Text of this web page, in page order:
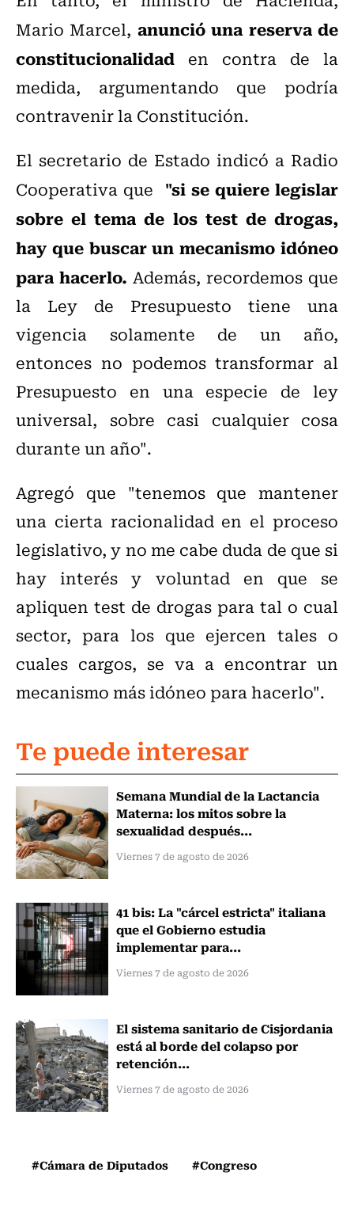
Mario Marcel, anunció una reserva de
constitucionalidad en contra de la
medida, argumentando que podría
contravenir la Constitución.
El secretario de Estado indicó a Radio
Cooperativa que "si se quiere legislar
sobre el tema de los test de drogas,
hay que buscar un mecanismo idóneo
para hacerlo. Además, recordemos que
la Ley de Presupuesto tiene una
vigencia solamente de un año,
entonces no podemos transformar al
Presupuesto en una especie de ley
universal, sobre casi cualquier cosa
durante un año".
Agregó que "tenemos que mantener
una cierta racionalidad en el proceso
legislativo, y no me cabe duda de que si
hay interés y voluntad en que se
apliquen test de drogas para tal o cual
sector, para los que ejercen tales o
cuales cargos, se va a encontrar un
mecanismo más idóneo para hacerlo".
Te puede interesar
Semana Mundial de la Lactancia
Materna: los mitos sobre la
sexualidad después...
Viernes 7 de agosto de 2026
41 bis: La "cárcel estricta" italiana
que el Gobierno estudia
implementar para...
Viernes 7 de agosto de 2026
El sistema sanitario de Cisjordania
está al borde del colapso por
retención...
Viernes 7 de agosto de 2026
#Cámara de Diputados #Congreso